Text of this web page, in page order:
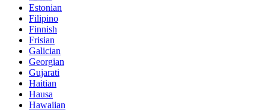
Estonian
Filipino
Finnish
Frisian
Galician
Georgian
Gujarati
Haitian
Hausa
Hawaiian